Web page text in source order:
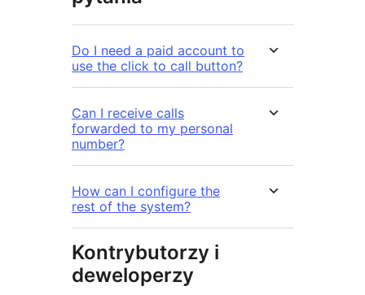
Do I need a paid account to
use the click to call button?
Can I receive calls
forwarded to my personal
number?
How can I configure the
rest of the system?
Kontrybutorzy i
deweloperzy